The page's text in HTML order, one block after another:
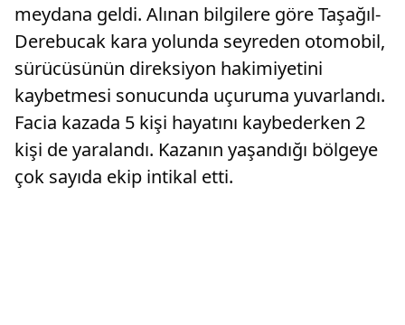
meydana geldi. Alınan bilgilere göre Taşağıl-
Derebucak kara yolunda seyreden otomobil,
sürücüsünün direksiyon hakimiyetini
kaybetmesi sonucunda uçuruma yuvarlandı.
Facia kazada 5 kişi hayatını kaybederken 2
kişi de yaralandı. Kazanın yaşandığı bölgeye
çok sayıda ekip intikal etti.